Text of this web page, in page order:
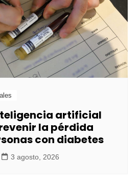
artificial
la pérdida
con diabetes
3 agosto, 2026